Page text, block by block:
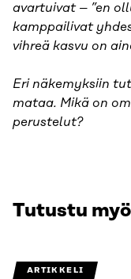
avartuivat – ”en
kamppailivat
vihreä kasvu on
Eri näkemyksiin
mataa. Mikä on
perustelut?
Tutustu
ARTIKKELI